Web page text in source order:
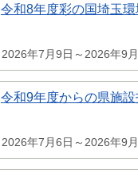
令和8年度彩の国埼玉
2026年7月9日～2026年9
令和9年度からの県施
2026年7月6日～2026年9